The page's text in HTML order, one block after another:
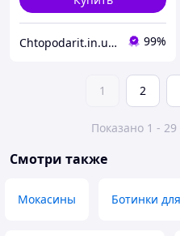
Chtopodarit.in.ua-інтернет-магазин цікавих подарунків 99%
1 2
Показано 1 -
Смотри также
Мокасины Ботинки